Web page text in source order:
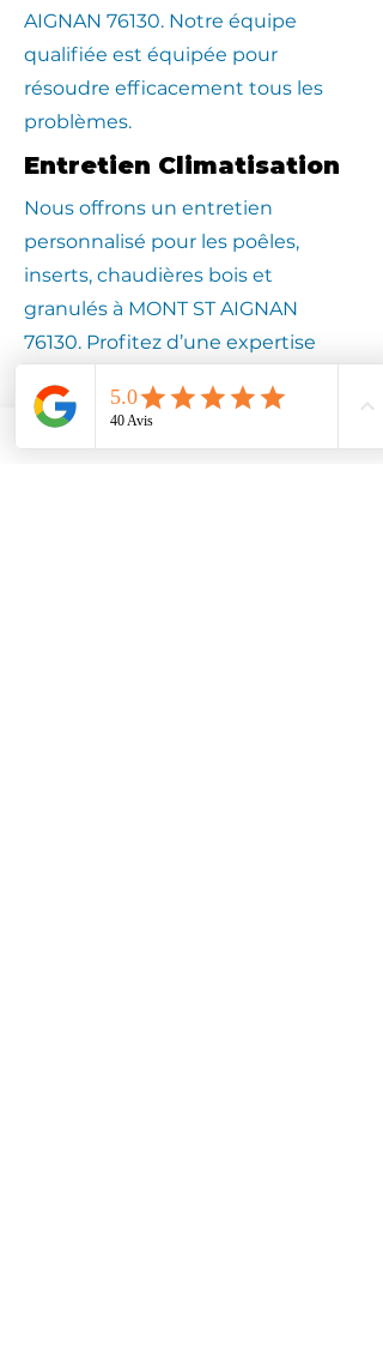
AIGNAN 76130. Notre équipe
qualifiée est équipée pour
résoudre efficacement tous les
problèmes.
Entretien Climatisation
Nous offrons un entretien
personnalisé pour les poêles,
inserts, chaudières bois et
granulés à MONT ST AIGNAN
76130. Profitez d’une expertise
votre équipement.